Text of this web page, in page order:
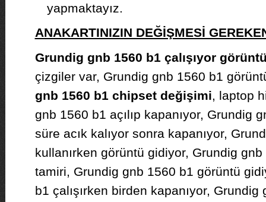
yapmaktayız.
ANAKARTINIZIN DEĞİŞMESİ
Grundig gnb 1560 b1 çalışıyor
çizgiler var, Grundig gnb 1560 b1
gnb 1560 b1 chipset değişimi, laptop
gnb 1560 b1 açılıp kapanıyor, Grundig
süre acık kalıyor sonra kapanıyor,
kullanırken görüntü gidiyor, Grundig
tamiri, Grundig gnb 1560 b1 görüntü
b1 çalışırken birden kapanıyor,